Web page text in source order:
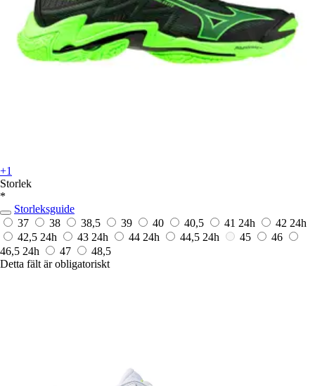
+1
Storlek
*
Storleksguide
37
38 38,5 39 40 40,5 41 24h 42 24h
42,5 24h 43 24h 44 24h 44,5 24h 45
46
46,5 24h 47
48,5
Detta fält är obligatoriskt